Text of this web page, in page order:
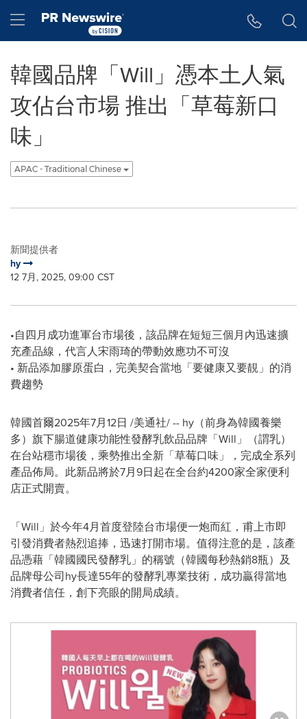
Hamburger menu
韓國品牌「Will」憑本土人氣
攻佔台市場 推出「草莓新口
味」
APAC - Traditional Chinese
新聞提供者
hy
12 7月, 2025, 09:00 CST
•自四月成功進軍台市場後，該品牌在短短三個月內迅速擴
充產品線，代言人宋雨琦的帶動效應功不可沒
• 新品添加膠原蛋白，完美契合當地「要健康又要靚」的消
費趨勢
韓國首爾2025年7月12日 /美通社/ -- hy（前身為韓國養樂
多）旗下腸道健康功能性發酵乳飲品品牌「Will」（謂乳）
在台站穩市場後，乘勢推出全新「草莓口味」，完成全系列
產品佈局。此新品將於7月9日起在全台約4200家全家便利
店正式開賣。
「Will」於今年4月首度登陸台市場便一炮而紅，甫上市即
引發消費者熱烈追捧，迅速打開市場。值得注意的是，該產
品憑藉「韓國國民發酵乳」的稱號（韓國每秒熱銷8瓶）及
品牌母公司hy長達55年的發酵乳專業技術，成功贏得當地
消費者信任，創下亮眼的開局成績。